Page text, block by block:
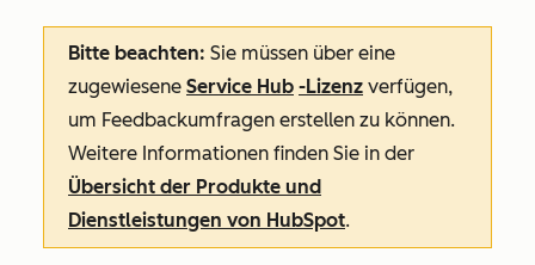
Bitte beachten: Sie müssen über eine
zugewiesene Service Hub -Lizenz verfügen,
um Feedbackumfragen erstellen zu können.
Weitere Informationen finden Sie in der
Übersicht der Produkte und
Dienstleistungen von HubSpot.